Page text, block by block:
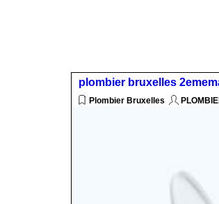
plombier bruxelles
Plombier Bruxelles